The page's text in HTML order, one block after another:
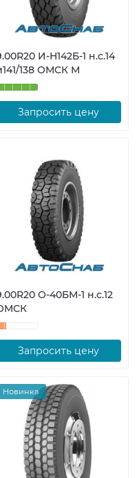
И-Н142Б-1 н.с.14
138 ОМСК М
Запросить цену
О-40БМ-1 н.с.12
Запросить цену
Новинка